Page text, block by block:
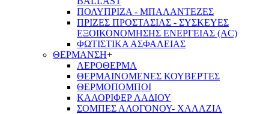
ΠΟΛΥΠΡΙΖΑ - ΜΠΑΛΑΝΤΕΖΕΣ
ΠΡΙΖΕΣ ΠΡΟΣΤΑΣΙΑΣ - ΣΥΣΚΕΥΕΣ
ΕΞΟΙΚΟΝΟΜΗΣΗΣ ΕΝΕΡΓΕΙΑΣ (AC)
ΦΩΤΙΣΤΙΚΑ ΑΣΦΑΛΕΙΑΣ
ΘΕΡΜΑΝΣΗ+
ΑΕΡΟΘΕΡΜΑ
ΘΕΡΜΑΙΝΟΜΕΝΕΣ ΚΟΥΒΕΡΤΕΣ
ΘΕΡΜΟΠΟΜΠΟΙ
ΚΑΛΟΡΙΦΕΡ ΛΑΔΙΟΥ
ΣΟΜΠΕΣ ΑΛΟΓΟΝΟΥ- ΧΑΛΑΖΙΑ